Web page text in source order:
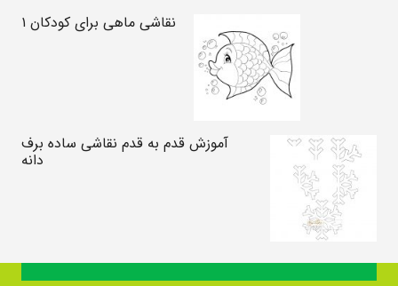
نقاشی ماهی برای کودکان ۱
آموزش قدم به قدم نقاشی ساده برف
دانه